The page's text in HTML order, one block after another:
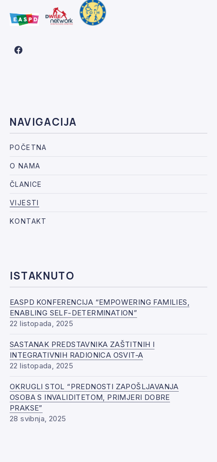
New Window
NAVIGACIJA
POČETNA
O NAMA
ČLANICE
VIJESTI
KONTAKT
ISTAKNUTO
EASPD KONFERENCIJA “EMPOWERING FAMILIES,
ENABLING SELF-DETERMINATION”
22 listopada, 2025
SASTANAK PREDSTAVNIKA ZAŠTITNIH I
INTEGRATIVNIH RADIONICA OSVIT-A
22 listopada, 2025
OKRUGLI STOL “PREDNOSTI ZAPOŠLJAVANJA
OSOBA S INVALIDITETOM, PRIMJERI DOBRE
PRAKSE”
28 svibnja, 2025